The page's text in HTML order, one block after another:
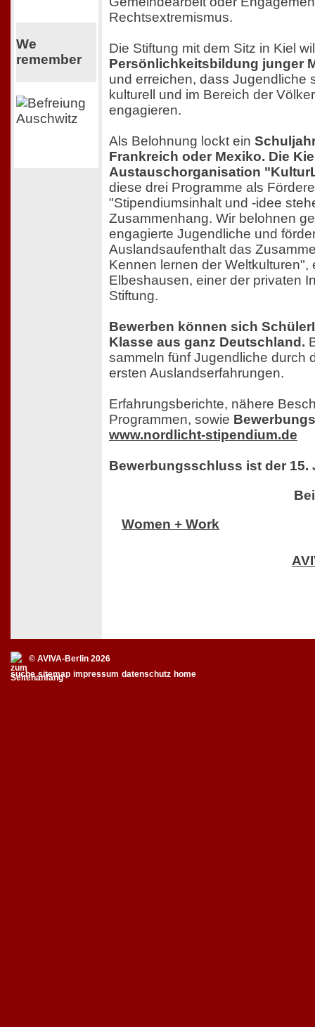
We
remember
Rechtsextremismus.
Die Stiftung mit dem Sitz in Kiel
Persönlichkeitsbildung junger
und erreichen, dass Jugendliche
kulturell und im Bereich der
engagieren.
Als Belohnung lockt ein
Frankreich oder Mexiko. Die
Austauschorganisation
diese drei Programme als
"Stipendiumsinhalt und -idee
Zusammenhang. Wir belohnen
engagierte Jugendliche und
Auslandsaufenthalt das
Kennen lernen der Weltkulturen",
Elbeshausen, einer der privaten
Stiftung.
Bewerben können sich
Klasse aus ganz Deutschland.
sammeln fünf Jugendliche durch
ersten Auslandserfahrungen.
Erfahrungsberichte, nähere
Programmen, sowie
www.nordlicht-stipendium.de
Bewerbungsschluss ist der 15.
Women + Work
© AVIVA-Berlin 2026
suche sitemap impressum datenschutz home